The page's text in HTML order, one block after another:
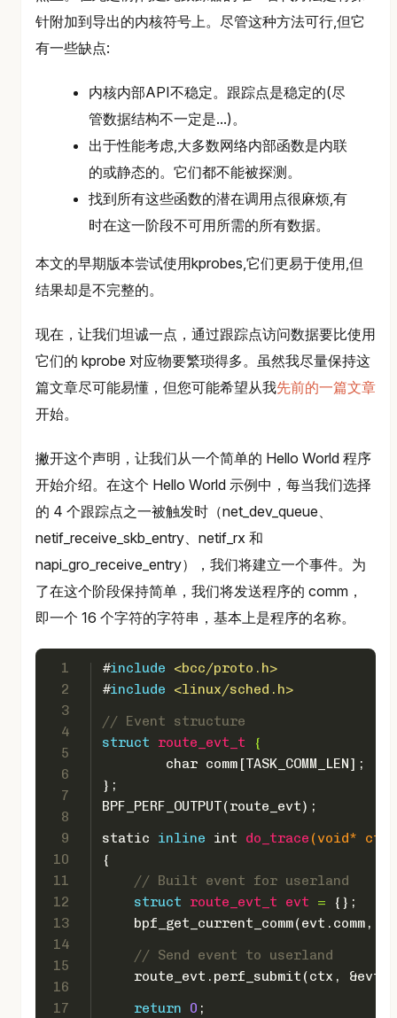
针附加到导出的内核符号上。尽管这种方法可行,但它
有一些缺点:
内核内部API不稳定。跟踪点是稳定的(尽
管数据结构不一定是...)。
出于性能考虑,大多数网络内部函数是内联
的或静态的。它们都不能被探测。
找到所有这些函数的潜在调用点很麻烦,有
时在这一阶段不可用所需的所有数据。
本文的早期版本尝试使用kprobes,它们更易于使用,但
结果却是不完整的。
现在，让我们坦诚一点，通过跟踪点访问数据要比使用
它们的 kprobe 对应物要繁琐得多。虽然我尽量保持这
篇文章尽可能易懂，但您可能希望从我先前的一篇文章
开始。
撇开这个声明，让我们从一个简单的 Hello World 程序
开始介绍。在这个 Hello World 示例中，每当我们选择
的 4 个跟踪点之一被触发时（net_dev_queue、
netif_receive_skb_entry、netif_rx 和
napi_gro_receive_entry），我们将建立一个事件。为
了在这个阶段保持简单，我们将发送程序的 comm，
即一个 16 个字符的字符串，基本上是程序的名称。
1
2
3
4
5
6
7
8
9
10
11
12
13
14
15
16
17
#include
<bcc/proto.h>
#include
<linux/sched.h>
// Event structure
struct
route_evt_t {
char comm[TASK_COMM_LEN];
};
BPF_PERF_OUTPUT(route_evt);
static
inline int do_trace (void*
{
// Built event for userland
struct
route_evt_t evt = {};
bpf_get_current_comm(evt.comm,
// Send event to userland
    route_evt.perf_submit(ctx, &evt,
return
0 ;